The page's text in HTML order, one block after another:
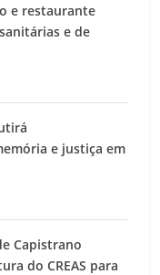
e restaurante
e de
e justiça em
Capistrano
do CREAS para